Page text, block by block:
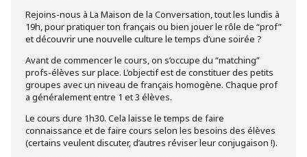
Rejoins-nous à La Maison de la Conversation, tout les lundis à
19h, pour pratiquer ton français ou bien jouer le rôle de “prof”
et découvrir une nouvelle culture le temps d’une soirée ?
Avant de commencer le cours, on s’occupe du “matching”
profs-élèves sur place. L’objectif est de constituer des petits
groupes avec un niveau de français homogène. Chaque prof
a généralement entre 1 et 3 élèves.
Le cours dure 1h30. Cela laisse le temps de faire
connaissance et de faire cours selon les besoins des élèves
(certains veulent discuter, d’autres réviser leur conjugaison !).